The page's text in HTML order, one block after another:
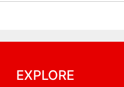
EXPLORE